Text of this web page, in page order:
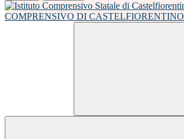
COMPRENSIVO DI CASTELFIORENTINO